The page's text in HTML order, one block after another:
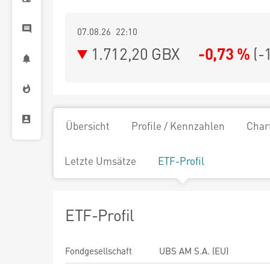
07.08.26 22:10
1.712,20 GBX -0,73 % (-
Übersicht Profile / Kennzahlen
Letzte Umsätze ETF-Profil
ETF-Profil
Fondgesellschaft
UBS AM S.A. (EU)